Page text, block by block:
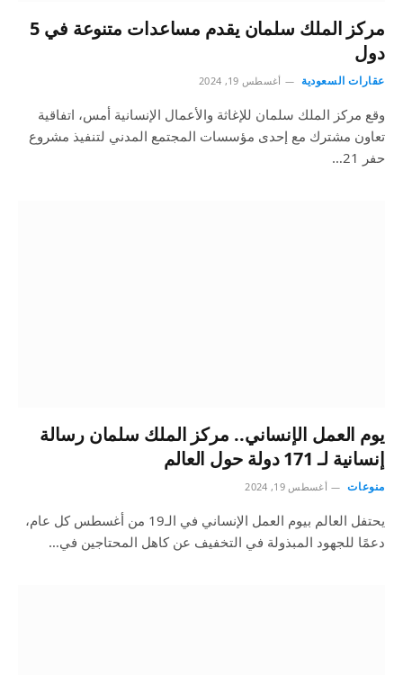
مركز الملك سلمان يقدم مساعدات متنوعة في 5
دول
عقارات السعودية أغسطس 19, 2024
وقع مركز الملك سلمان للإغاثة والأعمال الإنسانية أمس، اتفاقية
تعاون مشترك مع إحدى مؤسسات المجتمع المدني لتنفيذ مشروع
حفر 21…
يوم العمل الإنساني.. مركز الملك سلمان رسالة
إنسانية لـ 171 دولة حول العالم
منوعات أغسطس 19, 2024
يحتفل العالم بيوم العمل الإنساني في الـ19 من أغسطس كل عام،
دعمًا للجهود المبذولة في التخفيف عن كاهل المحتاجين في…